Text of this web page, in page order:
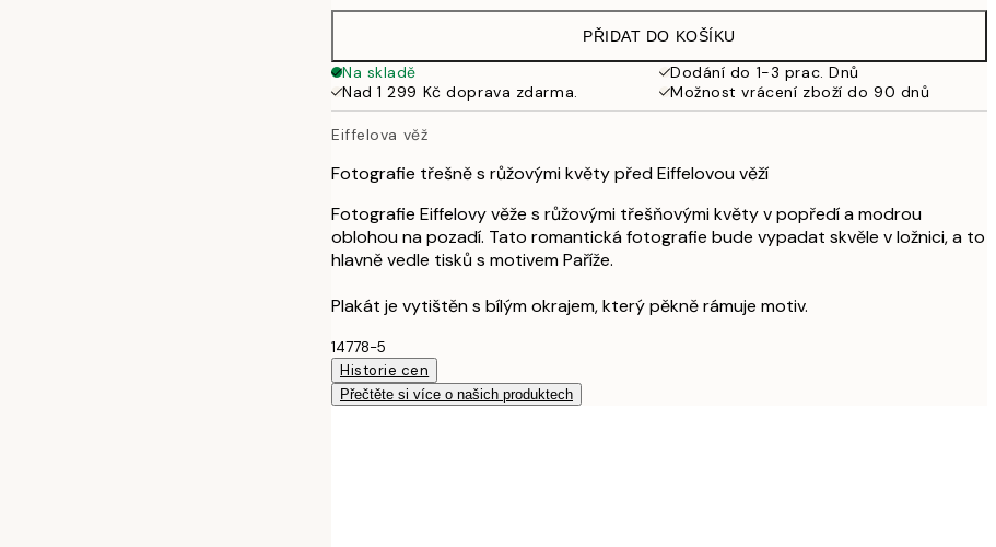
653 Kč
925 Kč
70x100 cm 626,50 Kč
1 253 Kč
PŘIDAT DO KOŠÍKU
Na skladě
Dodání do 1-3 prac. Dnů
Nad 1 299 Kč doprava zdarma.
Možnost vrácení zboží do 90 dnů
Eiffelova věž
Fotografie třešně s růžovými květy před Eiffelovou věží
Fotografie Eiffelovy věže s růžovými třešňovými květy v popředí a modrou
oblohou na pozadí. Tato romantická fotografie bude vypadat skvěle v ložnici, a to
hlavně vedle tisků s motivem Paříže.
Plakát je vytištěn s bílým okrajem, který pěkně rámuje motiv.
14778-5
Historie cen
Přečtěte si více o našich produktech